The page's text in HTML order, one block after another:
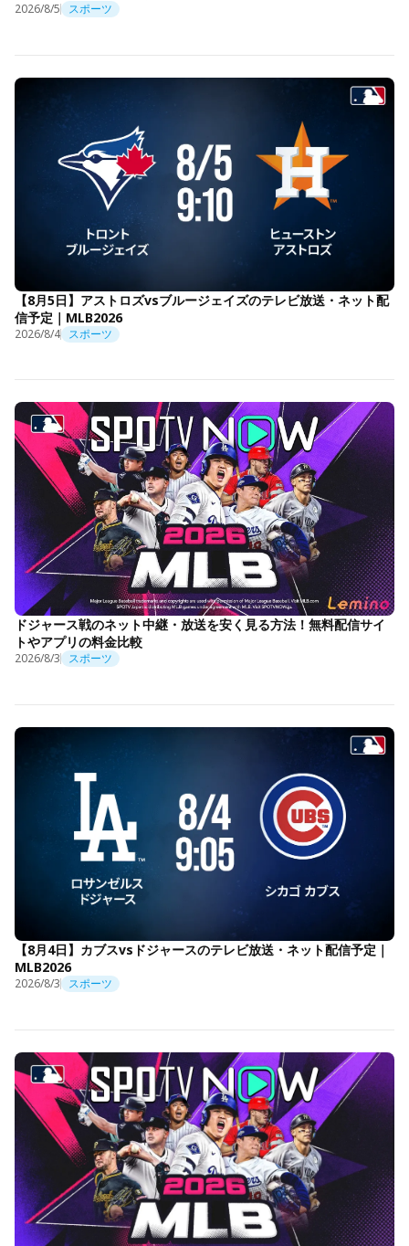
2026/8/5 スポーツ
【8月5日】アストロズvsブルージェイズのテレビ放送・ネット配
信予定｜MLB2026
2026/8/4 スポーツ
ドジャース戦のネット中継・放送を安く見る方法！無料配信サイ
トやアプリの料金比較
2026/8/3 スポーツ
【8月4日】カブスvsドジャースのテレビ放送・ネット配信予定｜
MLB2026
2026/8/3 スポーツ